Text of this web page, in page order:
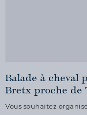
Balade à cheval
Bretx proche de
Vous souhaitez